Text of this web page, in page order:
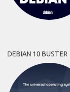
DEBIAN 10 BUSTER